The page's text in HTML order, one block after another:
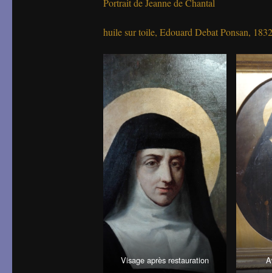
Portrait de Jeanne de Chantal
huile sur toile, Edouard Debat Ponsan,
Visage après restauration